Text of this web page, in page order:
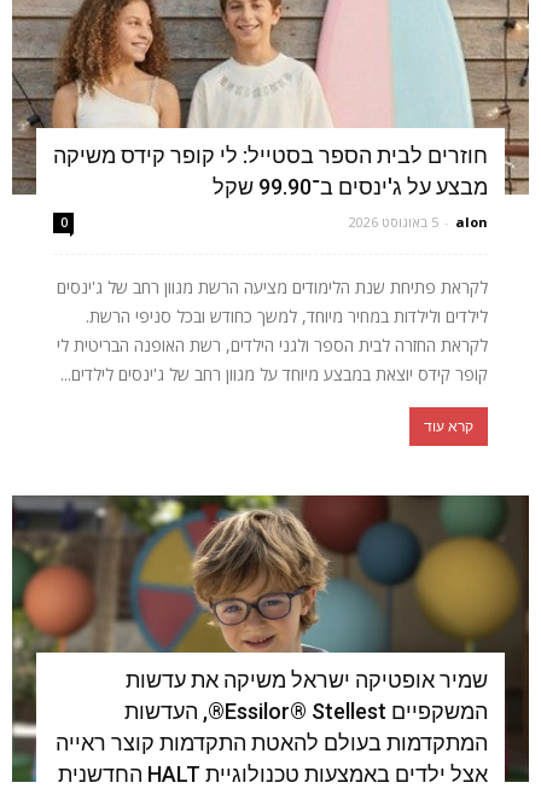
חוזרים לבית הספר בסטייל: לי קופר קידס משיקה
מבצע על ג'ינסים ב־99.90 שקל
alon
- 5 באוגוסט 2026 0
לקראת פתיחת שנת הלימודים מציעה הרשת מגוון רחב של ג'ינסים
לילדים ולילדות במחיר מיוחד, למשך כחודש ובכל סניפי הרשת.
לקראת החזרה לבית הספר ולגני הילדים, רשת האופנה הבריטית לי
קופר קידס יוצאת במבצע מיוחד על מגוון רחב של ג'ינסים לילדים...
קרא עוד
שמיר אופטיקה ישראל משיקה את עדשות
המשקפיים Essilor® Stellest®, העדשות
המתקדמות בעולם להאטת התקדמות קוצר ראייה
אצל ילדים באמצעות טכנולוגיית HALT החדשנית